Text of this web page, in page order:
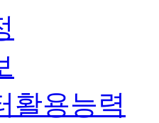
활용능력